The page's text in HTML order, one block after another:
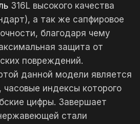
316L высокого качества
а так же сапфировое
благодаря чему
защита от
повреждений.
данной модели является
индексы которого
цифры. Завершает
стали